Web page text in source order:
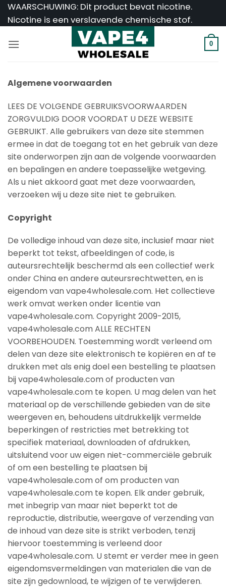
Ga
naar
WAARSCHUWING: Dit product bevat nicotine.
Nicotine is een verslavende chemische stof.
0
Algemene voorwaarden
LEES DE VOLGENDE GEBRUIKSVOORWAARDEN
ZORGVULDIG DOOR VOORDAT U DEZE WEBSITE
GEBRUIKT. Alle gebruikers van deze site stemmen
ermee in dat de toegang tot en het gebruik van deze
site onderworpen zijn aan de volgende voorwaarden
en bepalingen en andere toepasselijke wetgeving.
Als u niet akkoord gaat met deze voorwaarden,
verzoeken wij u deze site niet te gebruiken.
Copyright
De volledige inhoud van deze site, inclusief maar niet
beperkt tot tekst, afbeeldingen of code, is
auteursrechtelijk beschermd als een collectief werk
onder China en andere auteursrechtwetten, en is
eigendom van vape4wholesale.com. Het collectieve
werk omvat werken onder licentie van
vape4wholesale.com. Copyright 2009-2015,
vape4wholesale.com ALLE RECHTEN
VOORBEHOUDEN. Toestemming wordt verleend om
delen van deze site elektronisch te kopiëren en af te
drukken met als enig doel een bestelling te plaatsen
bij vape4wholesale.com of producten van
vape4wholesale.com te kopen. U mag delen van het
materiaal op de verschillende gebieden van de site
weergeven en, behoudens uitdrukkelijk vermelde
beperkingen of restricties met betrekking tot
specifiek materiaal, downloaden of afdrukken,
uitsluitend voor uw eigen niet-commerciële gebruik
of om een bestelling te plaatsen bij
vape4wholesale.com of om producten van
vape4wholesale.com te kopen. Elk ander gebruik,
met inbegrip van maar niet beperkt tot de
reproductie, distributie, weergave of verzending van
de inhoud van deze site is strikt verboden, tenzij
hiervoor toestemming is verleend door
vape4wholesale.com. U stemt er verder mee in geen
eigendomsvermeldingen van materialen die van de
site zijn gedownload, te wijzigen of te verwijderen.